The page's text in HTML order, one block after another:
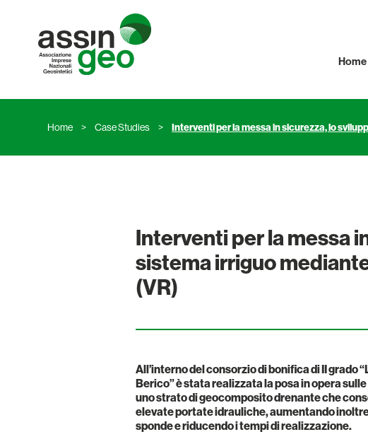
contenuto
Home
Home > Case Studies > Interventi per la messa in sicurezza, lo
Interventi per la messa
sistema irriguo
(VR)
All’interno del consorzio di bonifica di II grado
Berico” è stata realizzata la posa in opera
uno strato di geocomposito drenante che
elevate portate idrauliche, aumentando
sponde e riducendo i tempi di realizzazione.